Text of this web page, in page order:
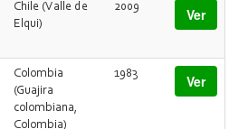
Chile (Valle de
Elqui)
2009 Ver
Colombia
(Guajira
colombiana,
Colombia)
1983 Ver